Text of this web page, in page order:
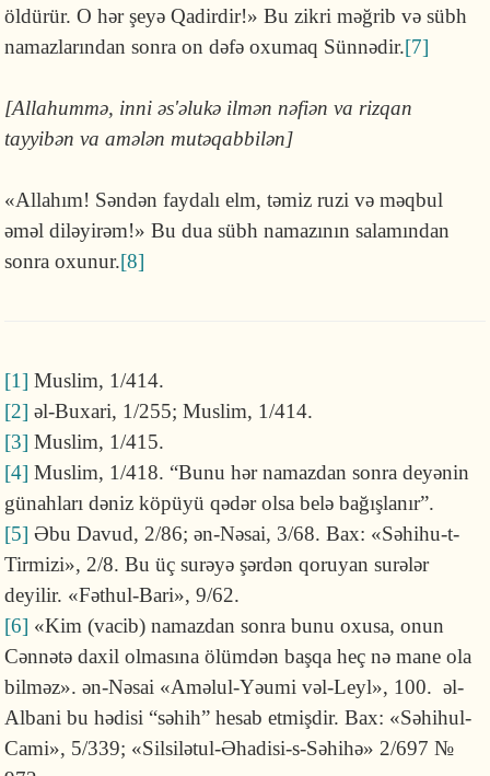
öldürür. O hər şeyə Qadir­dir!» Bu zikri məğrib və sübh
namazla­rın­dan sonra on dəfə oxumaq Sünnədir.[7]
[Allahummə, inni əs'əlukə ilmən nəfiən va rizqan
tayyibən va amələn mu­təqab­bilən]
«Allahım! Səndən faydalı elm, təmiz ruzi və məqbul
əməl diləyirəm!» Bu dua sübh na­mazının salamından
sonra oxunur.[8]
[1] Muslim, 1/414.
[2] əl-Buxari, 1/255; Muslim, 1/414.
[3] Muslim, 1/415.
[4] Muslim, 1/418. “Bunu hər namazdan sonra deyənin
günahları dəniz köpüyü qədər olsa belə bağışlanır”.
[5] Əbu Davud, 2/86; ən-Nəsai, 3/68. Bax: «Səhihu-t-
Tirmizi», 2/8. Bu üç surəyə şərdən qoruyan surələr
deyilir. «Fəthul-Bari», 9/62.
[6] «Kim (vacib) namazdan sonra bunu oxusa, onun
Cənnətə daxil olmasına ölümdən başqa heç nə mane ola
bilməz». ən-Nəsai «Aməlul-Yəumi vəl-Leyl», 100. əl-
Albani bu hədisi “səhih” hesab etmişdir. Bax: «Səhihul-
Cami», 5/339; «Sil­si­lətul-Əhadisi-s-Səhihə» 2/697 №